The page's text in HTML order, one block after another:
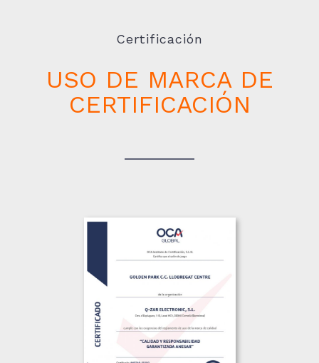
Certificación
USO DE MARCA DE
CERTIFICACIÓN